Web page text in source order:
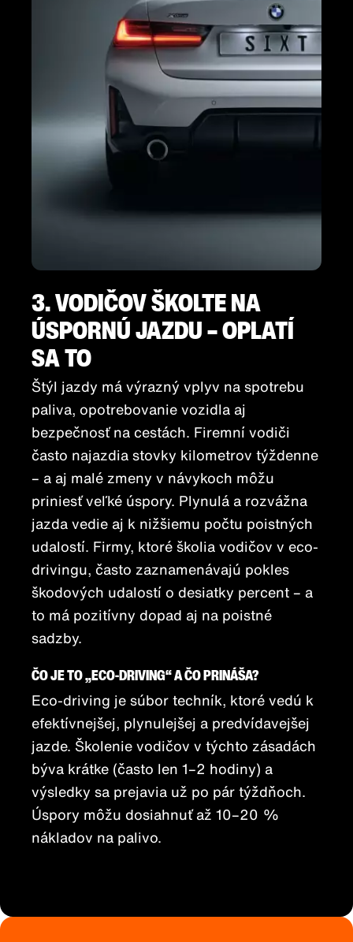
3. VODIČOV ŠKOLTE NA
ÚSPORNÚ JAZDU – OPLATÍ
SA TO
Štýl jazdy má výrazný vplyv na spotrebu
paliva, opotrebovanie vozidla aj
bezpečnosť na cestách. Firemní vodiči
často najazdia stovky kilometrov týždenne
– a aj malé zmeny v návykoch môžu
priniesť veľké úspory. Plynulá a rozvážna
jazda vedie aj k nižšiemu počtu poistných
udalostí. Firmy, ktoré školia vodičov v eco-
drivingu, často zaznamenávajú pokles
škodových udalostí o desiatky percent – a
to má pozitívny dopad aj na poistné
sadzby.
ČO JE TO „ECO-DRIVING“ A ČO PRINÁŠA?
Eco-driving je súbor techník, ktoré vedú k
efektívnejšej, plynulejšej a predvídavejšej
jazde. Školenie vodičov v týchto zásadách
býva krátke (často len 1–2 hodiny) a
výsledky sa prejavia už po pár týždňoch.
Úspory môžu dosiahnuť až 10–20 %
nákladov na palivo.